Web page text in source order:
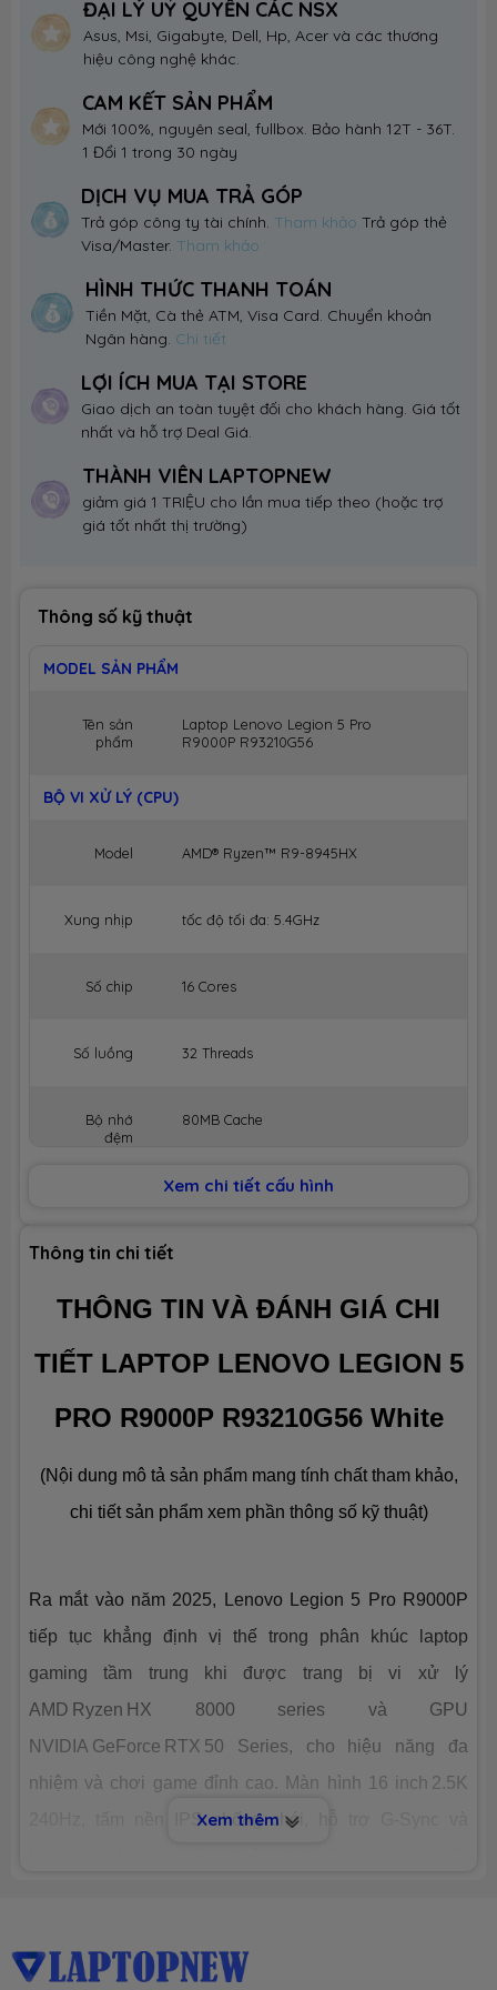
ĐẠI LÝ UỶ QUYỀN CÁC NSX
Asus, Msi, Gigabyte, Dell, Hp, Acer và các thương
hiệu công nghệ khác.
CAM KẾT SẢN PHẨM
Mới 100%, nguyên seal, fullbox. Bảo hành 12T - 36T.
1 Đổi 1 trong 30 ngày
DỊCH VỤ MUA TRẢ GÓP
Trả góp công ty tài chính. Tham khảoTrả góp thẻ
Visa/Master. Tham khảo
HÌNH THỨC THANH TOÁN
Tiền Mặt, Cà thẻ ATM, Visa Card. Chuyển khoản
Ngân hàng. Chi tiết
LỢI ÍCH MUA TẠI STORE
Giao dịch an toàn tuyệt đối cho khách hàng. Giá tốt
nhất và hỗ trợ Deal Giá.
THÀNH VIÊN LAPTOPNEW
giảm giá 1 TRIỆU cho lần mua tiếp theo (hoặc trợ
giá tốt nhất thị trường)
Thông số kỹ thuật
MODEL SẢN PHẨM
Tên sản
phẩm
Laptop Lenovo Legion 5 Pro
R9000P R93210G56
BỘ VI XỬ LÝ (CPU)
Model AMD® Ryzen™ R9-8945HX
Xung nhịp tốc độ tối đa: 5.4GHz
Số chip 16 Cores
Số luồng 32 Threads
Bộ nhớ
đệm
80MB Cache
BỘ NHỚ MÁY (RAM)
Dung lượng
Công nghệ DDR5 5200MHz
Số slot 2 slot
CHIP XỬ LÝ ĐỒ HOẠ (VGA)
VGA tích
hợp
AMD® Radeon™ Graphics
Nvidia® Geforce™ RTX 5060 8GB
Kích thước 16.0-inch (16:10)
Xem chi tiết cấu hình
Thông tin chi tiết
THÔNG TIN VÀ ĐÁNH GIÁ CHI
TIẾT LAPTOP LENOVO LEGION 5
PRO R9000P R93210G56 White
(Nội dung mô tả sản phẩm mang tính chất tham khảo,
chi tiết sản phẩm xem phần thông số kỹ thuật)
Ra mắt vào năm 2025, Lenovo Legion 5 Pro R9000P
tiếp tục khẳng định vị thế trong phân khúc laptop
gaming tầm trung khi được trang bị vi xử lý
AMD Ryzen HX 8000 series và GPU
NVIDIA GeForce RTX 50 Series, cho hiệu năng đa
nhiệm và chơi game đỉnh cao. Màn hình 16 inch 2.5K
240Hz, tấm nền IPS chống chói, hỗ trợ G‑Sync và
cả hiệu suất lẫn tính di động tương đối. Nếu bạn đọc
Xem thêm